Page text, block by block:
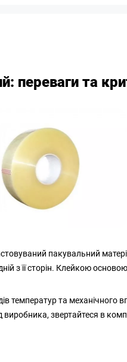
переваги та
пакувальний
з її сторін. Клейкою
температур та механічного
звертайтеся в